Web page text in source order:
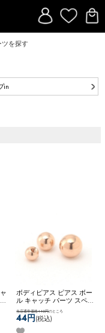
ツを探す
in
ボディピアス ピアス ボー
ル キャッチ パーツ スペ
アネジ ローズゴールド シ
ンプル アレンジ カスタム
ネコポスOK【16G＆18G
当店通常価格440円のところ
44円(税込)